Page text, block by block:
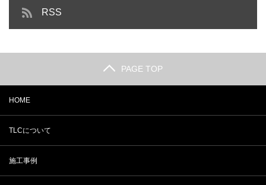
RSS
PAGE TOP
HOME
TLCについて
施工事例